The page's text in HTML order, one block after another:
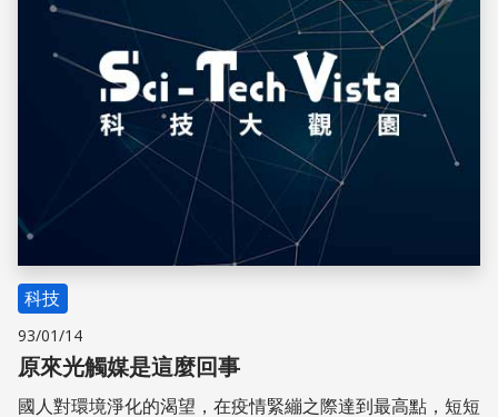
科技
93/01/14
原來光觸媒是這麼回事
國人對環境淨化的渴望，在疫情緊繃之際達到最高點，短短